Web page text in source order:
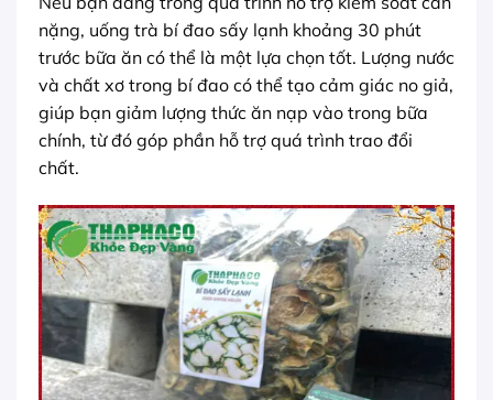
nặng, uống trà bí đao sấy lạnh khoảng 30 phút
trước bữa ăn có thể là một lựa chọn tốt. Lượng nước
và chất xơ trong bí đao có thể tạo cảm giác no giả,
giúp bạn giảm lượng thức ăn nạp vào trong bữa
chính, từ đó góp phần hỗ trợ quá trình trao đổi
chất.